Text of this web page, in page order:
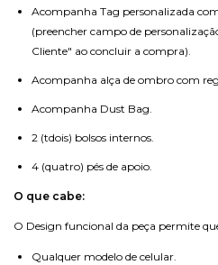
Acompanha Tag personalizada
(preencher campo de
Cliente" ao concluir a compra).
Acompanha alça de ombro com
Acompanha Dust Bag.
2 (tdois) bolsos internos.
4 (quatro) pés de apoio.
O que cabe:
O Design funcional da peça permite
Qualquer modelo de celular.